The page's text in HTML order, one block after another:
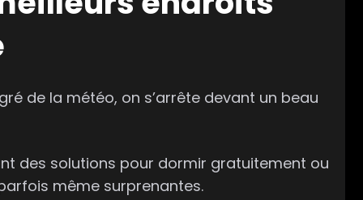
de la météo, on s’arrête devant un beau
des solutions pour dormir gratuitement ou
même surprenantes.